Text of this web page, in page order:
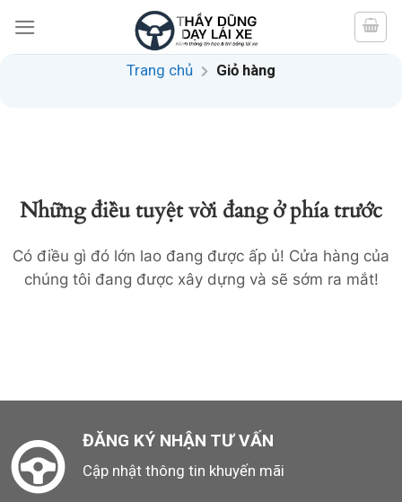
content
Trang chủ Giỏ hàng
Những điều tuyệt vời đang ở phía trước
Có điều gì đó lớn lao đang được ấp ủ! Cửa hàng của
chúng tôi đang được xây dựng và sẽ sớm ra mắt!
ĐĂNG KÝ NHẬN TƯ VẤN
Cập nhật thông tin khuyến mãi